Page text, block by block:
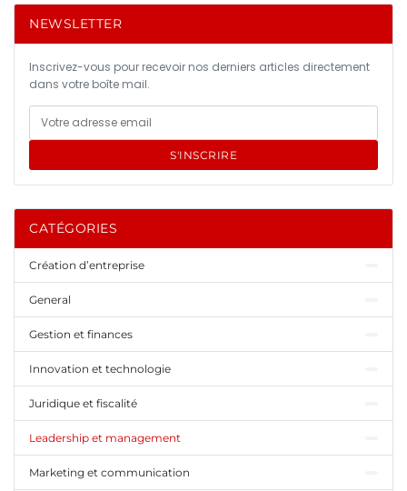
NEWSLETTER
Inscrivez-vous pour recevoir nos derniers articles directement
dans votre boîte mail.
S'INSCRIRE
CATÉGORIES
Création d’entreprise
General
Gestion et finances
Innovation et technologie
Juridique et fiscalité
Leadership et management
Marketing et communication